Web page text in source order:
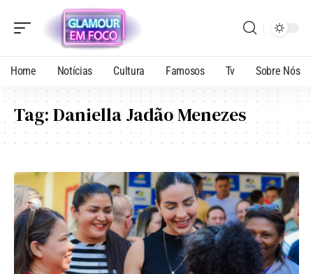
Home Notícias Cultura Famosos Tv Sobre Nós
Tag:Daniella Jadão Menezes